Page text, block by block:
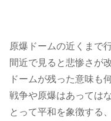
原爆ドームの近くまで
間近で見ると悲惨さが
ドームが残った意味も
戦争や原爆はあっては
とって平和を象徴する、